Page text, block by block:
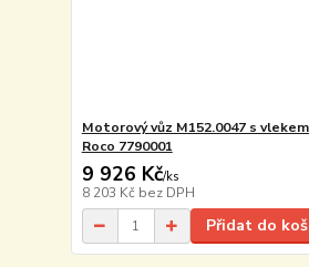
Motorový vůz M152.0047 s
Roco 7790001
9 926 Kč/ks
8 203 Kč bez DPH
Přidat do